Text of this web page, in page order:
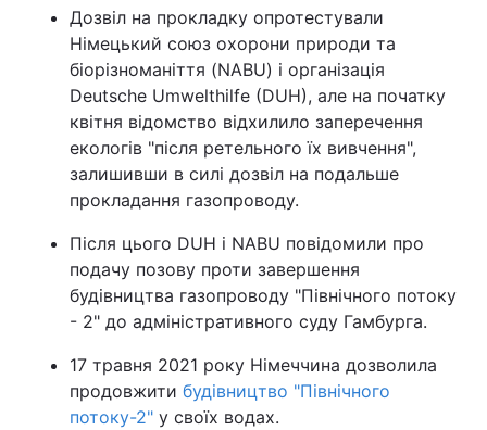
Дозвіл на прокладку опротестували
Німецький союз охорони природи та
біорізноманіття (NABU) і організація
Deutsche Umwelthilfe (DUH), але на початку
квітня відомство відхилило заперечення
екологів "після ретельного їх вивчення",
залишивши в силі дозвіл на подальше
прокладання газопроводу.
Після цього DUH і NABU повідомили про
подачу позову проти завершення
будівництва газопроводу "Північного потоку
- 2" до адміністративного суду Гамбурга.
17 травня 2021 року Німеччина дозволила
продовжити будівництво "Північного
потоку-2" у своїх водах.